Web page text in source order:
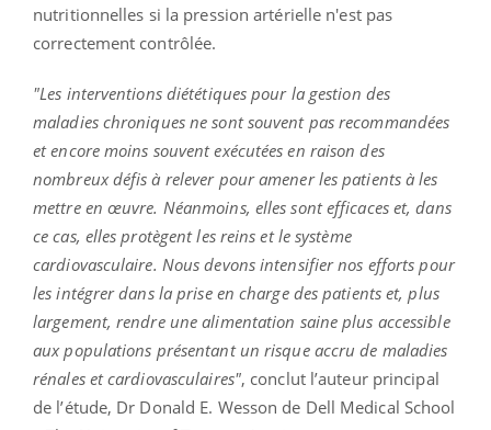
nutritionnelles si la pression artérielle n'est pas
correctement contrôlée.
"Les interventions diététiques pour la gestion des
maladies chroniques ne sont souvent pas recommandées
et encore moins souvent exécutées en raison des
nombreux défis à relever pour amener les patients à les
mettre en œuvre. Néanmoins, elles sont efficaces et, dans
ce cas, elles protègent les reins et le système
cardiovasculaire. Nous devons intensifier nos efforts pour
les intégrer dans la prise en charge des patients et, plus
largement, rendre une alimentation saine plus accessible
aux populations présentant un risque accru de maladies
rénales et cardiovasculaires", conclut l’auteur principal
de l’étude, Dr Donald E. Wesson de Dell Medical School